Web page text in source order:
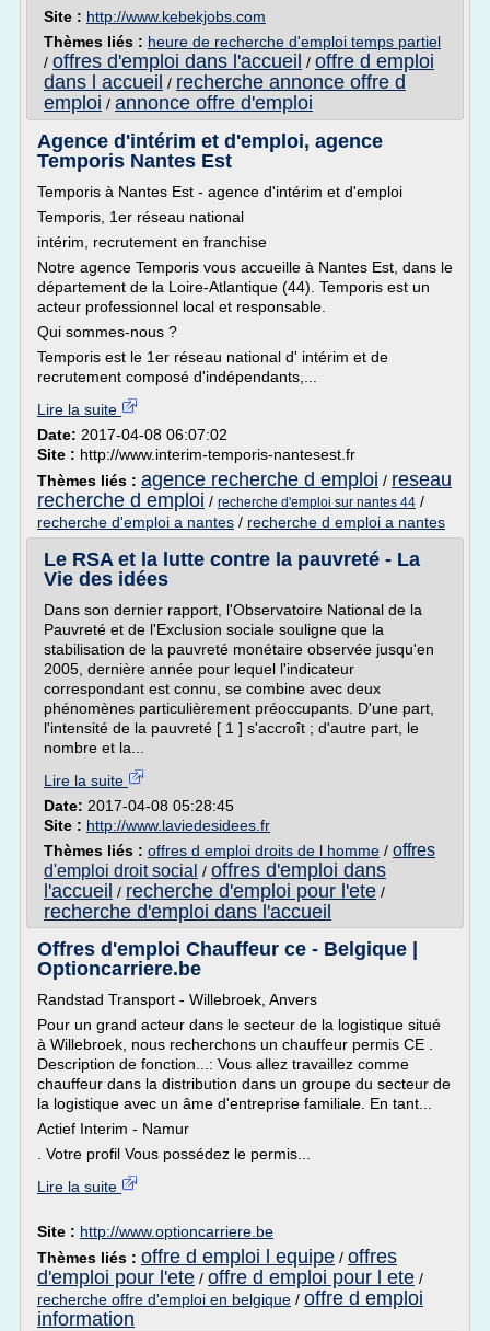
Site : http://www.kebekjobs.com
Thèmes liés : heure de recherche d'emploi temps partiel
/ offres d'emploi dans l'accueil / offre d emploi
dans l accueil / recherche annonce offre d
emploi / annonce offre d'emploi
Agence d'intérim et d'emploi, agence
Temporis Nantes Est
Temporis à Nantes Est - agence d'intérim et d'emploi
Temporis, 1er réseau national
intérim, recrutement en franchise
Notre agence Temporis vous accueille à Nantes Est, dans le
département de la Loire-Atlantique (44). Temporis est un
acteur professionnel local et responsable.
Qui sommes-nous ?
Temporis est le 1er réseau national d' intérim et de
recrutement composé d'indépendants,...
Lire la suite
Date: 2017-04-08 06:07:02
Site : http://www.interim-temporis-nantesest.fr
Thèmes liés : agence recherche d emploi / reseau
recherche d emploi / recherche d'emploi sur nantes 44 /
recherche d'emploi a nantes / recherche d emploi a nantes
Le RSA et la lutte contre la pauvreté - La
Vie des idées
Dans son dernier rapport, l'Observatoire National de la
Pauvreté et de l'Exclusion sociale souligne que la
stabilisation de la pauvreté monétaire observée jusqu'en
2005, dernière année pour lequel l'indicateur
correspondant est connu, se combine avec deux
phénomènes particulièrement préoccupants. D'une part,
l'intensité de la pauvreté [ 1 ] s'accroît ; d'autre part, le
nombre et la...
Lire la suite
Date: 2017-04-08 05:28:45
Site : http://www.laviedesidees.fr
Thèmes liés : offres d emploi droits de l homme / offres
d'emploi droit social / offres d'emploi dans
l'accueil / recherche d'emploi pour l'ete /
recherche d'emploi dans l'accueil
Offres d'emploi Chauffeur ce - Belgique |
Optioncarriere.be
Randstad Transport - Willebroek, Anvers
Pour un grand acteur dans le secteur de la logistique situé
à Willebroek, nous recherchons un chauffeur permis CE .
Description de fonction...: Vous allez travaillez comme
chauffeur dans la distribution dans un groupe du secteur de
la logistique avec un âme d'entreprise familiale. En tant...
Actief Interim - Namur
. Votre profil Vous possédez le permis...
Lire la suite
Site : http://www.optioncarriere.be
Thèmes liés : offre d emploi l equipe / offres
d'emploi pour l'ete / offre d emploi pour l ete /
recherche offre d'emploi en belgique / offre d emploi
information